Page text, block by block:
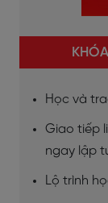
Học và
Giao tiếp
ngay lập
Lộ trình